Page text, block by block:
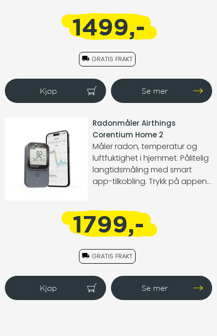
1499,-
GRATIS FRAKT
Radonmåler Airthings
Corentium Home 2
Måler radon, temperatur og
luftfuktighet i hjemmet. Pålitelig
langtidsmåling med smart
app-tilkobling. Trykk på appens
1799,-
GRATIS FRAKT